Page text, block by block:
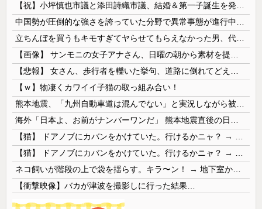
【ｗ】物凄くカワイイ子猫の取っ組み合い！
【衝撃映像】バカが津波を撮影しに行った結果…